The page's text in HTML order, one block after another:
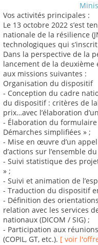
Vos activités principales :
Le 13 octobre 2022 s’est
nationale de la résilience
technologiques qui
Dans la perspective de la
lancement de la deuxième
aux missions suivantes :
Organisation du dispositif
- Conception du cadre
du dispositif : critères de
prix…avec l’élaboration
- Élaboration du
Démarches simplifiées » ;
- Mise en œuvre d’un
d’actions sur l’ensemble
- Suivi statistique des
» ;
- Suivi et animation de
- Traduction du dispositif
- Définition des
relation avec les services
nationaux (DICOM / SIG) ;
- Participation aux
(COPIL, GT, etc.). [ voir